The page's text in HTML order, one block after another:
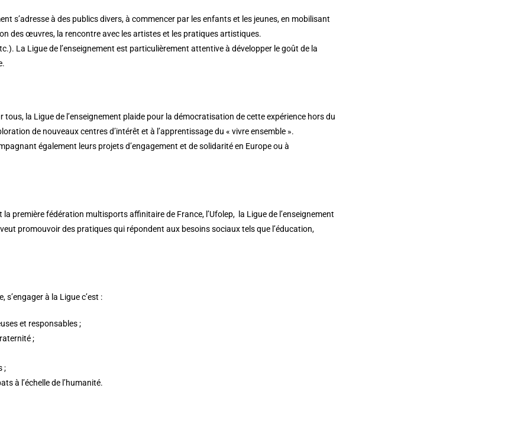
s’adresse à des publics divers, à commencer par les enfants et les jeunes, en mobilisant
des œuvres, la rencontre avec les artistes et les pratiques artistiques.
La Ligue de l’enseignement est particulièrement attentive à développer le goût de la
la Ligue de l’enseignement plaide pour la démocratisation de cette expérience hors du
de nouveaux centres d’intérêt et à l’apprentissage du « vivre ensemble ».
également leurs projets d’engagement et de solidarité en Europe ou à
première fédération multisports affinitaire de France, l’Ufolep, la Ligue de l’enseignement
promouvoir des pratiques qui répondent aux besoins sociaux tels que l’éducation,
à la Ligue c’est :
et responsables ;
;
;
à l’échelle de l’humanité.